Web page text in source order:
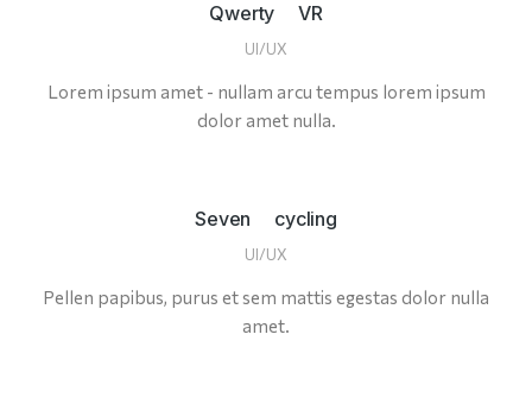
Qwerty VR
UI/UX
Lorem ipsum amet - nullam arcu tempus lorem ipsum
dolor amet nulla.
Seven cycling
UI/UX
Pellen papibus, purus et sem mattis egestas dolor nulla
amet.